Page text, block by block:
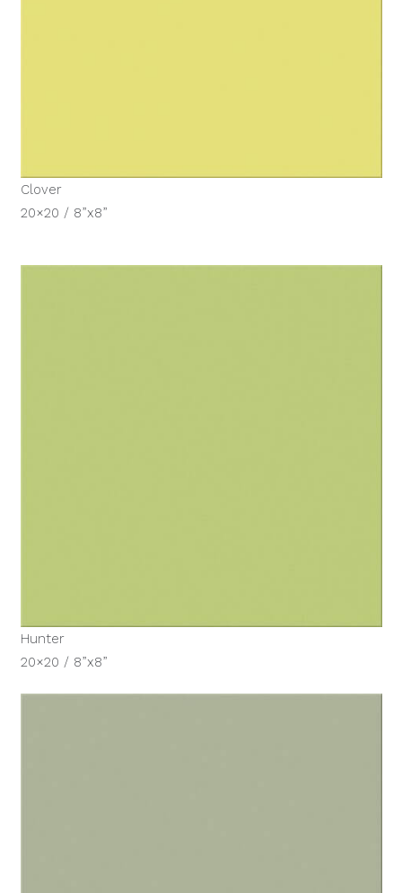
Clover
20×20 / 8”x8”
Hunter
20×20 / 8”x8”